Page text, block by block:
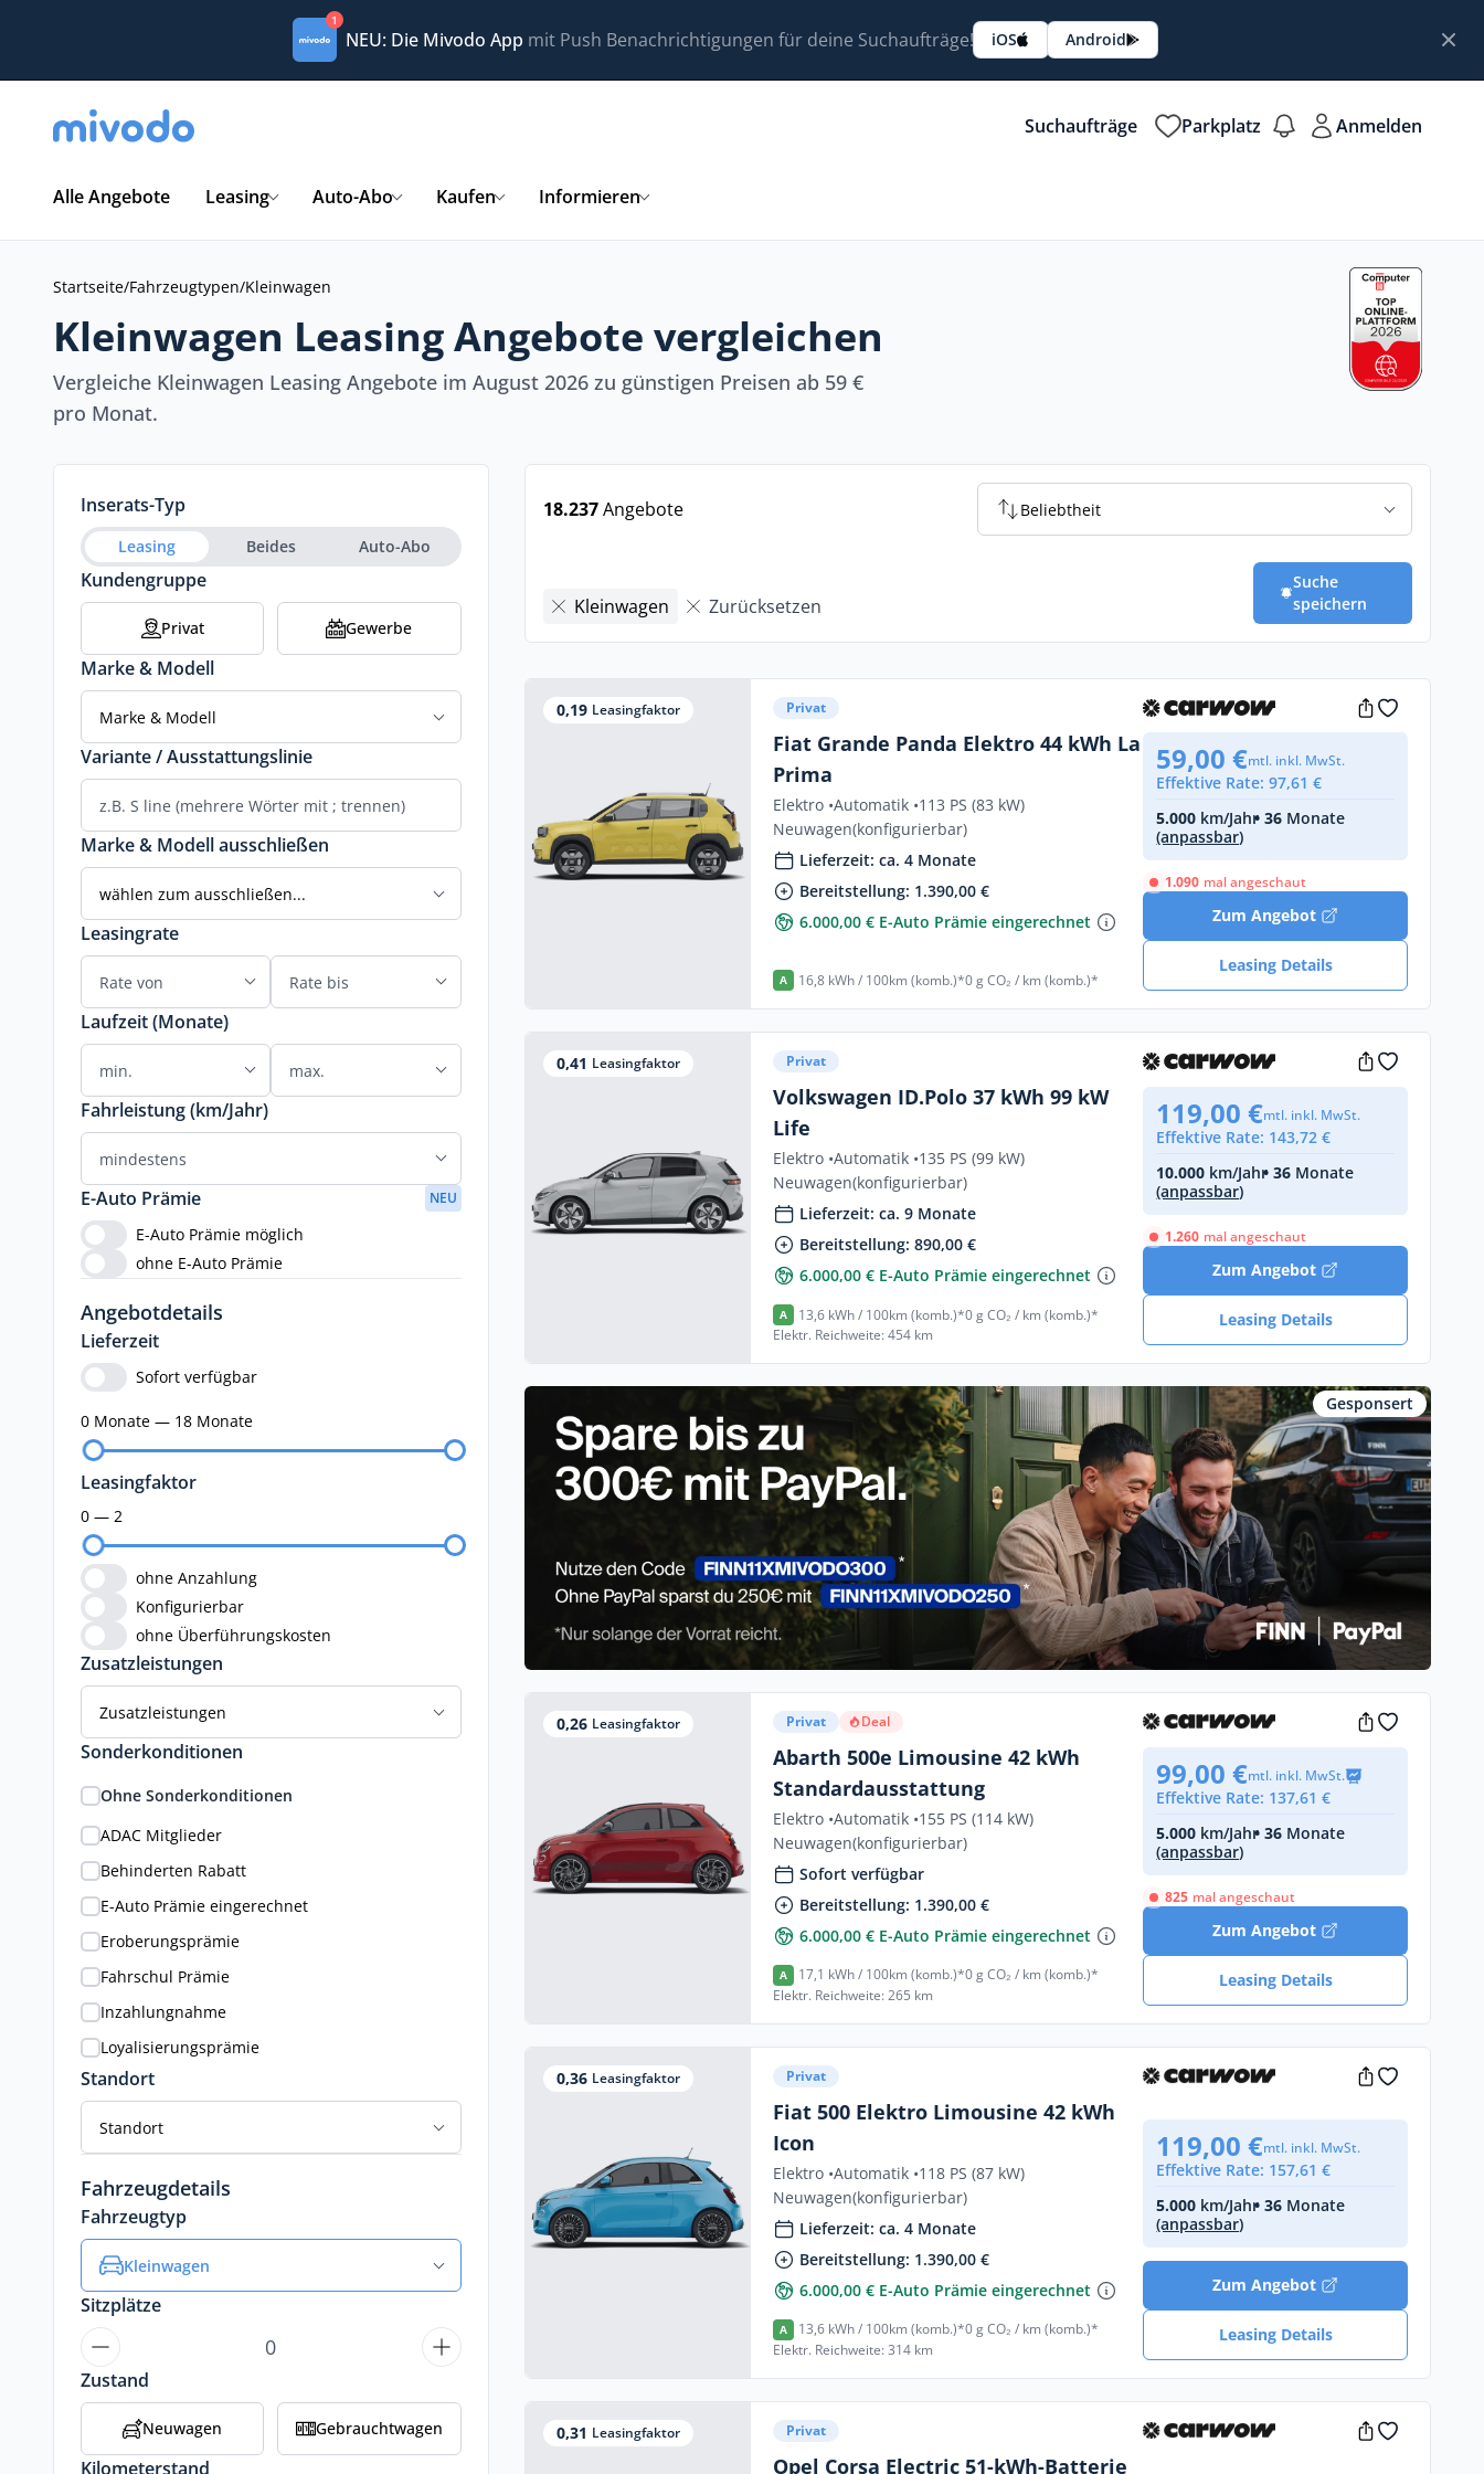
1
NEU: Die Mivodo App mit Push Benachrichtigungen für deine Suchaufträge! iOS Android
Suchaufträge Parkplatz Anmelden
Alle Angebote Leasing Auto-Abo Kaufen Informieren
Startseite/Fahrzeugtypen/Kleinwagen
Kleinwagen Leasing Angebote vergleichen
Vergleiche Kleinwagen Leasing Angebote im August 2026 zu günstigen Preisen ab 59 €
pro Monat.
Inserats-Typ
Leasing Beides Auto-Abo
Kundengruppe
Privat Gewerbe
Marke & Modell
Marke & Modell
Variante / Ausstattungslinie
Marke & Modell ausschließen
wählen zum ausschließen...
Leasingrate
Laufzeit (Monate)
Fahrleistung (km/Jahr)
E-Auto Prämie NEU
E-Auto Prämie möglich
ohne E-Auto Prämie
Angebotdetails
Lieferzeit
Sofort verfügbar
0 Monate — 18 Monate
Leasingfaktor
0 — 2
ohne Anzahlung
Konfigurierbar
ohne Überführungskosten
Zusatzleistungen
Zusatzleistungen
Sonderkonditionen
Ohne Sonderkonditionen
ADAC Mitglieder
Behinderten Rabatt
E-Auto Prämie eingerechnet
Eroberungsprämie
Fahrschul Prämie
Inzahlungnahme
Loyalisierungsprämie
Standort
Standort
Fahrzeugdetails
Fahrzeugtyp
Kleinwagen
Sitzplätze
Zustand
Neuwagen Gebrauchtwagen
Kilometerstand
18.237Angebote Beliebtheit
Kleinwagen Zurücksetzen
Suche
speichern
0,19 Leasingfaktor Privat
Fiat Grande Panda Elektro 44 kWh La
Prima
Elektro •Automatik •113 PS (83 kW)
Neuwagen(konfigurierbar)
Lieferzeit: ca. 4 Monate
Bereitstellung: 1.390,00 €
6.000,00 € E-Auto Prämie eingerechnet
A 16,8 kWh / 100km (komb.)*0 g CO₂ / km (komb.)*
59,00 €mtl. inkl. MwSt.
Effektive Rate: 97,61 €
5.000 km/Jahr• 36 Monate
(anpassbar)
1.090 mal angeschaut
Zum Angebot
Leasing Details
0,41 Leasingfaktor Privat
Volkswagen ID.Polo 37 kWh 99 kW
Life
Elektro •Automatik •135 PS (99 kW)
Neuwagen(konfigurierbar)
Lieferzeit: ca. 9 Monate
Bereitstellung: 890,00 €
6.000,00 € E-Auto Prämie eingerechnet
A 13,6 kWh / 100km (komb.)*0 g CO₂ / km (komb.)*
Elektr. Reichweite: 454 km
119,00 €mtl. inkl. MwSt.
Effektive Rate: 143,72 €
10.000 km/Jahr• 36 Monate
(anpassbar)
1.260 mal angeschaut
Zum Angebot
Leasing Details
Gesponsert
0,26 Leasingfaktor Privat Deal
Abarth 500e Limousine 42 kWh
Standardausstattung
Elektro •Automatik •155 PS (114 kW)
Neuwagen(konfigurierbar)
Sofort verfügbar
Bereitstellung: 1.390,00 €
6.000,00 € E-Auto Prämie eingerechnet
A 17,1 kWh / 100km (komb.)*0 g CO₂ / km (komb.)*
Elektr. Reichweite: 265 km
99,00 €mtl. inkl. MwSt.
Effektive Rate: 137,61 €
5.000 km/Jahr• 36 Monate
(anpassbar)
825 mal angeschaut
Zum Angebot
Leasing Details
0,36 Leasingfaktor Privat
Fiat 500 Elektro Limousine 42 kWh
Icon
Elektro •Automatik •118 PS (87 kW)
Neuwagen(konfigurierbar)
Lieferzeit: ca. 4 Monate
Bereitstellung: 1.390,00 €
6.000,00 € E-Auto Prämie eingerechnet
A 13,6 kWh / 100km (komb.)*0 g CO₂ / km (komb.)*
Elektr. Reichweite: 314 km
119,00 €mtl. inkl. MwSt.
Effektive Rate: 157,61 €
5.000 km/Jahr• 36 Monate
(anpassbar)
Zum Angebot
Leasing Details
0,31 Leasingfaktor Privat
Opel Corsa Electric 51-kWh-Batterie